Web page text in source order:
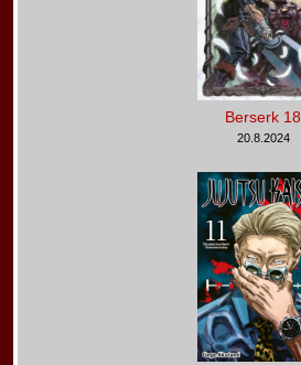
Berserk 18
20.8.2024